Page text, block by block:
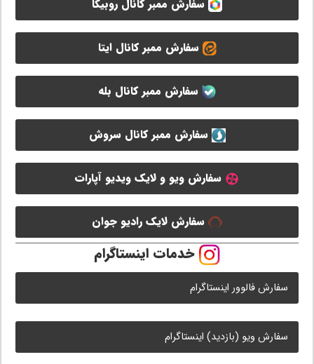
سفارش ممبر کانال روبیکا
سفارش ممبر کانال ایتا
سفارش ممبر کانال بله
سفارش ممبر کانال سروش
سفارش ویو و لایک ویدیو آپارات
سفارش لایک رادیو جوان
خدمات اینستاگرام
سفارش فالوور اینستاگرام
سفارش ویو (بازدید) اینستاگرام